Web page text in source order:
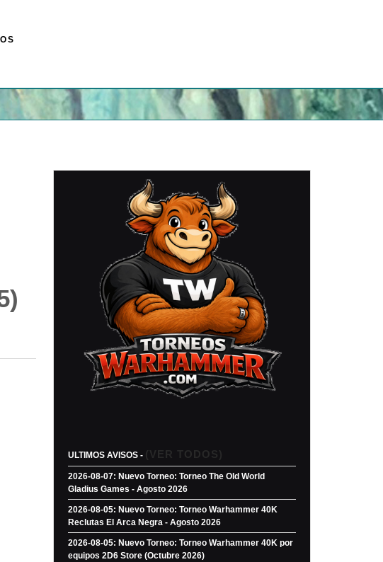
ULTIMOS AVISOS - (VER TODOS)
2026-08-07: Nuevo Torneo: Torneo The Old World
Gladius Games - Agosto 2026
2026-08-05: Nuevo Torneo: Torneo Warhammer 40K
Reclutas El Arca Negra - Agosto 2026
2026-08-05: Nuevo Torneo: Torneo Warhammer 40K por
equipos 2D6 Store (Octubre 2026)